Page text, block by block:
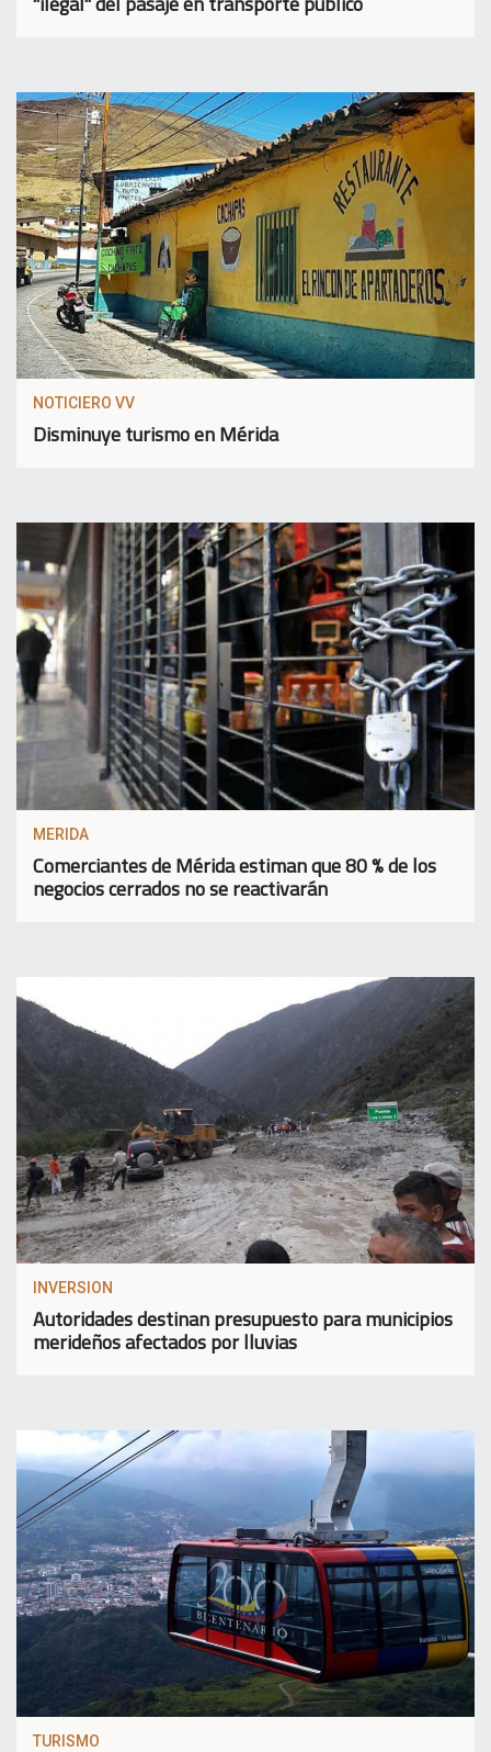
NOTICIERO VV
Disminuye turismo en Mérida
MERIDA
Comerciantes de Mérida estiman que 80 % de los
negocios cerrados no se reactivarán
INVERSION
Autoridades destinan presupuesto para municipios
merideños afectados por lluvias
TURISMO